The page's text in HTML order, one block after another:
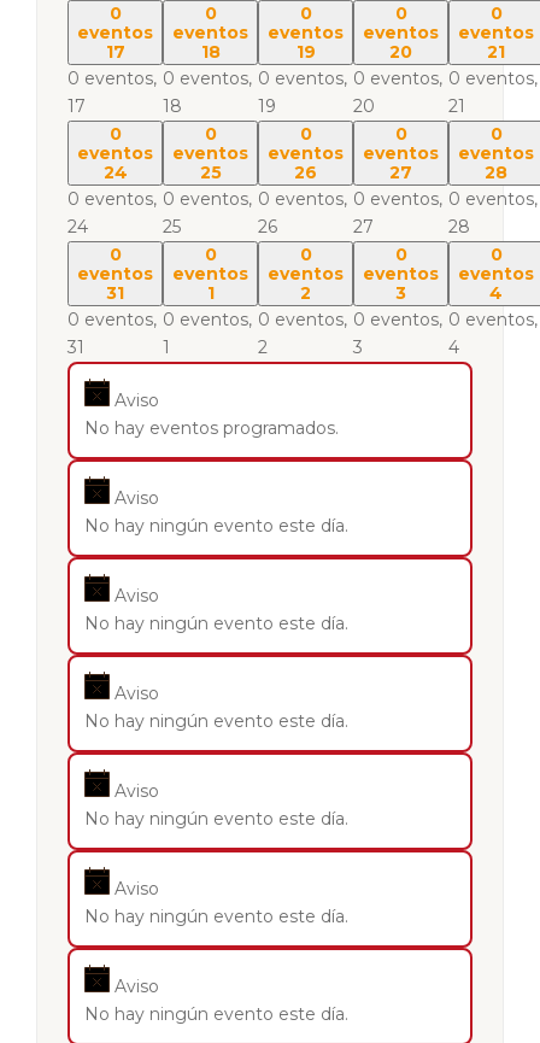
0
eventos
17
0 eventos,
17
0
eventos
18
0 eventos,
18
0
eventos
19
0 eventos,
19
0
eventos
20
0 eventos,
20
0
eventos
21
0 eventos,
21
0
eventos
24
0 eventos,
24
0
eventos
25
0 eventos,
25
0
eventos
26
0 eventos,
26
0
eventos
27
0 eventos,
27
0
eventos
28
0 eventos,
28
0
eventos
31
0 eventos,
31
0
eventos
1
0 eventos,
1
0
eventos
2
0 eventos,
2
0
eventos
3
0 eventos,
3
0
eventos
4
0 eventos,
4
Aviso
No hay eventos programados.
Aviso
No hay ningún evento este día.
Aviso
No hay ningún evento este día.
Aviso
No hay ningún evento este día.
Aviso
No hay ningún evento este día.
Aviso
No hay ningún evento este día.
Aviso
No hay ningún evento este día.